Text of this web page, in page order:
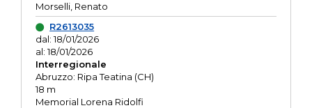
Morselli, Renato
R2613035
dal: 18/01/2026
al: 18/01/2026
Interregionale
Abruzzo: Ripa Teatina (CH)
18 m
Memorial Lorena Ridolfi